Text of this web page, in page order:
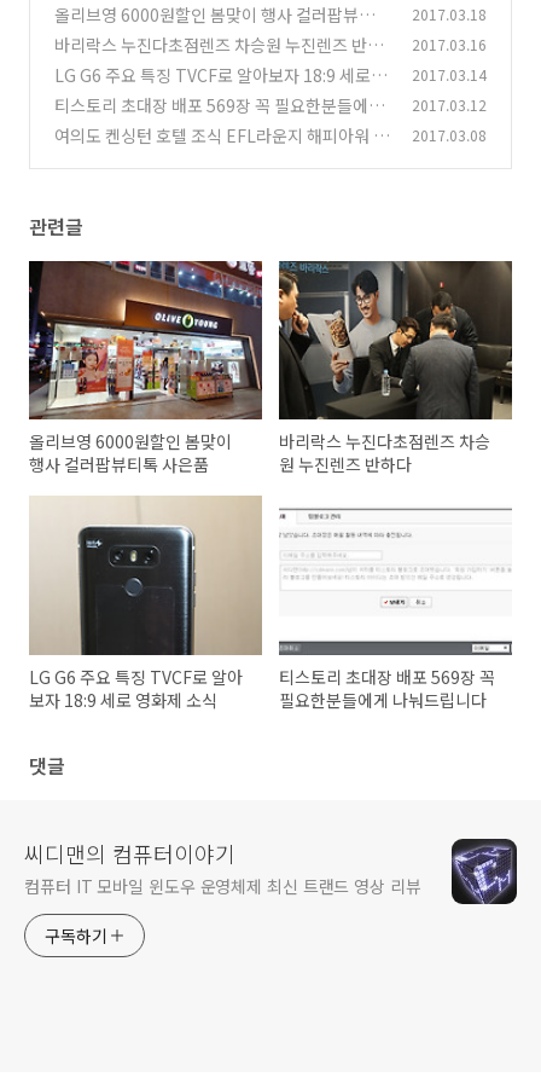
올리브영 6000원할인 봄맞이 행사 컬러팝뷰티톡
사은품
(4)
2017.03.18
바리락스 누진다초점렌즈 차승원 누진렌즈 반하
다
(2)
2017.03.16
LG G6 주요 특징 TVCF로 알아보자 18:9 세로 영
화제 소식
(1)
2017.03.14
티스토리 초대장 배포 569장 꼭 필요한분들에게
나눠드립니다
(1125)
2017.03.12
여의도 켄싱턴 호텔 조식 EFL라운지 해피아워 후
2017.03.08
관련글
올리브영 6000원할인 봄맞이
행사 컬러팝뷰티톡 사은품
바리락스 누진다초점렌즈 차승
원 누진렌즈 반하다
LG G6 주요 특징 TVCF로 알아
보자 18:9 세로 영화제 소식
티스토리 초대장 배포 569장 꼭
필요한분들에게 나눠드립니다
댓글
씨디맨의 컴퓨터이야기
컴퓨터 IT 모바일 윈도우 운영체제 최신 트랜드 영상 리뷰
구독하기